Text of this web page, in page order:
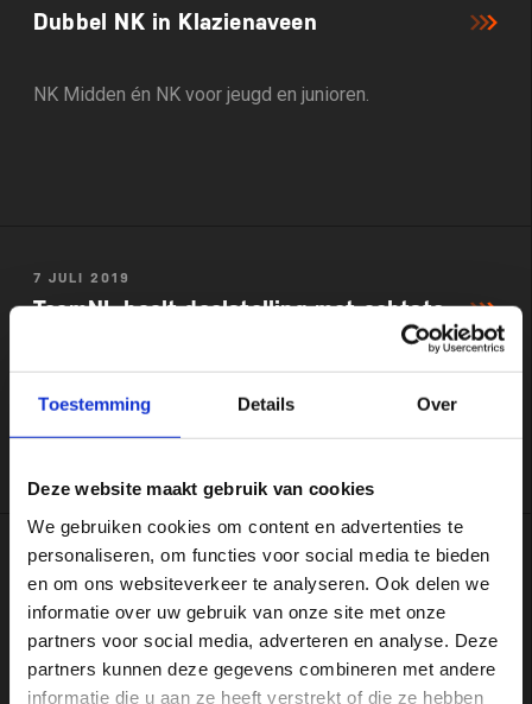
Toestemming Details Over
Deze website maakt gebruik van cookies
We gebruiken cookies om content en advertenties te
personaliseren, om functies voor social media te bieden
en om ons websiteverkeer te analyseren. Ook delen we
informatie over uw gebruik van onze site met onze
partners voor social media, adverteren en analyse. Deze
partners kunnen deze gegevens combineren met andere
informatie die u aan ze heeft verstrekt of die ze hebben
Dubbel NK in Klazienaveen
NK Midden én NK voor jeugd en junioren.
7 JULI 2019
TeamNL haalt doelstelling met achtste
Triatleten na mixed relay Hamburg nog volop in race
voor Tokio
6 JULI 2019
Vierde plek Rachel Klamer in World
Triathlon Series Hamburg